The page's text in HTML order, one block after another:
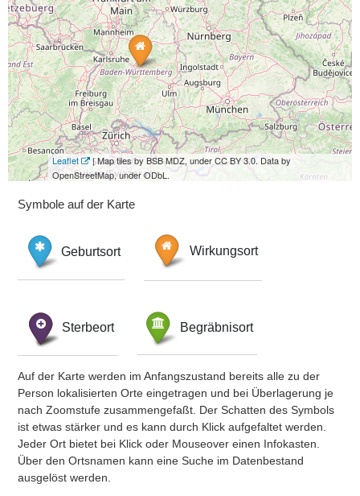
Leaflet
| Map tiles by BSB MDZ, under CC BY 3.0. Data by
OpenStreetMap, under ODbL.
Symbole auf der Karte
Geburtsort Wirkungsort
Sterbeort Begräbnisort
Auf der Karte werden im Anfangszustand bereits alle zu der
Person lokalisierten Orte eingetragen und bei Überlagerung je
nach Zoomstufe zusammengefaßt. Der Schatten des Symbols
ist etwas stärker und es kann durch Klick aufgefaltet werden.
Jeder Ort bietet bei Klick oder Mouseover einen Infokasten.
Über den Ortsnamen kann eine Suche im Datenbestand
ausgelöst werden.